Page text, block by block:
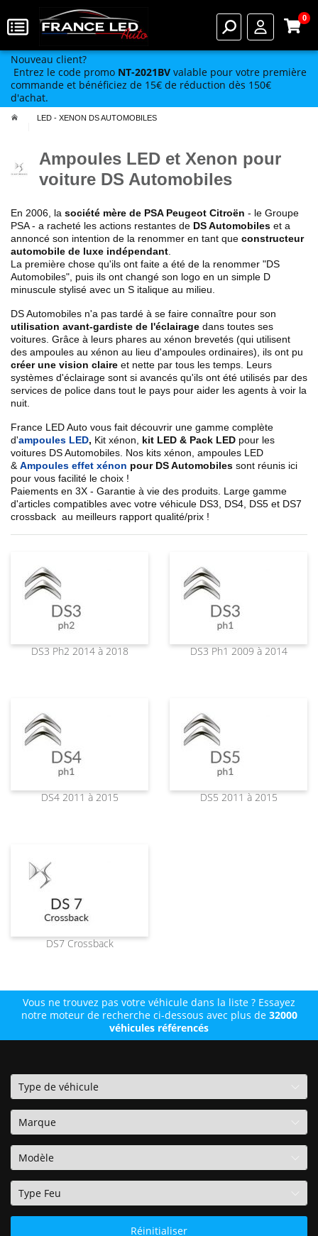
0
Nouveau client?
Entrez le code promo NT-2021BV valable pour votre première
commande et bénéficiez de 15€ de réduction dès 150€
d'achat.
LED - XENON DS AUTOMOBILES
Ampoules LED et Xenon pour
voiture DS Automobiles
En 2006, la société mère de PSA Peugeot Citroën - le Groupe
PSA - a racheté les actions restantes de DS Automobiles et a
annoncé son intention de la renommer en tant que constructeur
automobile de luxe indépendant
La première chose qu'ils ont faite a été de la renommer "DS
Automobiles", puis ils ont changé son logo en un simple D
minuscule stylisé avec un S italique au milieu.
DS Automobiles n'a pas tardé à se faire connaître pour son
utilisation avant-gardiste de l'éclairage dans toutes ses
voitures. Grâce à leurs phares au xénon brevetés (qui utilisent
des ampoules au xénon au lieu d'ampoules ordinaires), ils ont pu
créer une vision claire et nette par tous les temps. Leurs
systèmes d'éclairage sont si avancés qu'ils ont été utilisés par des
services de police dans tout le pays pour aider les agents à voir la
nuit.
France LED Auto vous fait découvrir une gamme complète
d'ampoules LED, Kit xénon, kit LED & Pack LED pour les
voitures DS Automobiles. Nos kits xénon, ampoules LED
& Ampoules effet xénon pour DS Automobiles sont réunis ici
pour vous facilité le choix !
Paiements en 3X - Garantie à vie des produits. Large gamme
d'articles compatibles avec votre véhicule DS3, DS4, DS5 et DS7
crossback au meilleurs rapport qualité/prix !
DS3 Ph2 2014 à 2018 DS3 Ph1 2009 à 2014
DS4 2011 à 2015 DS5 2011 à 2015
DS7 Crossback
Vous ne trouvez pas votre véhicule dans la liste ? Essayez
notre moteur de recherche ci-dessous avec plus de 32000
véhicules référencés
Réinitialiser